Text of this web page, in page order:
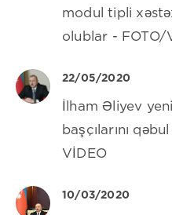
modul tipli
olublar - FOTO/
22/05/2020
İlham Əliyev
başçılarını
VİDEO
10/03/2020